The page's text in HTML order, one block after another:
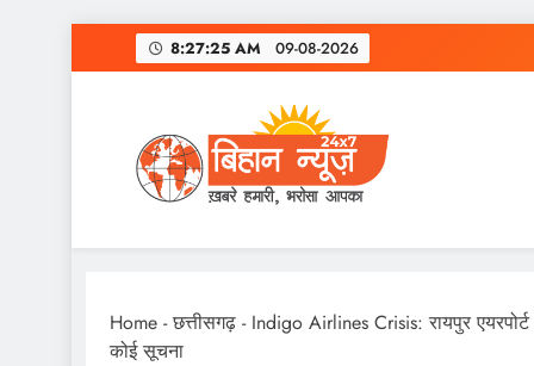
to
8:27:26 AM 09-08-2026
Home -छत्तीसगढ़ - Indigo Airlines Crisis: रायपुर
कोई सूचना